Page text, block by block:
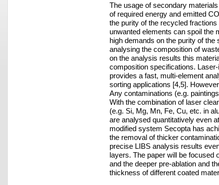
The usage of secondary
of required energy and emitted
the purity of the recycled
unwanted elements can spoil the
high demands on the purity of
analysing the composition of
on the analysis results this
composition specifications.
provides a fast, multi-element
sorting applications [4,5].
Any contaminations (e.g.
With the combination of laser
(e.g. Si, Mg, Mn, Fe, Cu, etc. in
are analysed quantitatively even
modified system Secopta has
the removal of thicker
precise LIBS analysis results
layers. The paper will be focused
and the deeper pre-ablation and
thickness of different coated